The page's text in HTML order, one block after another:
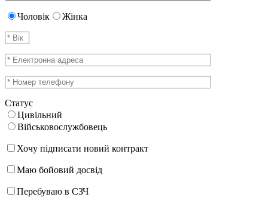
Чоловік Жінка
Статус
Цивільний
Військовослужбовець
Хочу підписати новий контракт
Маю бойовий досвід
Перебуваю в СЗЧ